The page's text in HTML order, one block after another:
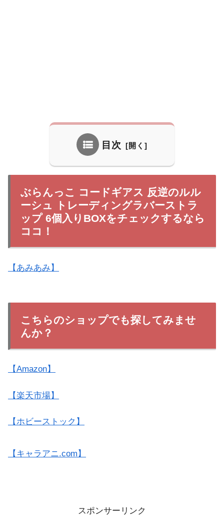
目次
ぶらんっこ コードギアス 反逆のルル
ーシュ トレーディングラバーストラ
ップ 6個入りBOXをチェックするなら
ココ！
【あみあみ】
こちらのショップでも探してみませ
んか？
【Amazon】
【楽天市場】
【ホビーストック】
【キャラアニ.com】
スポンサーリンク